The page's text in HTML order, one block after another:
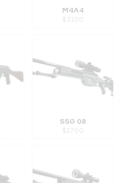
M4A4
$ 3100
SSG 08
$ 1700